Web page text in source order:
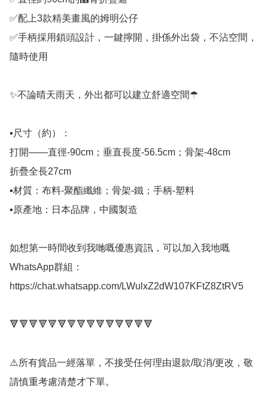
✅配上3款精美畫風的姆明公仔
✅手柄採用鎖頭設計，一鍵擰開，掛係外出袋，不沾空間，
隨時使用
✨不論晴天雨天，外出都可以建立舒適空間☂
▪尺寸（約）：
打開——直徑-90cm；垂直長度-56.5cm；骨架-48cm
折疊全長27cm
▪材質：布料-聚酯纖維；骨架-鐵；手柄-塑料
▪原產地：日本品牌，中國製造
如想第一時間收到我哋嘅優惠資訊，可以加入我地嘅
WhatsApp群組：
https://chat.whatsapp.com/LWulxZ2dW107KFtZ8ZtRV5
🔻🔻🔻🔻🔻🔻🔻🔻🔻🔻🔻🔻🔻🔻🔻
⚠️所有貨品一經落單，不接受任何理由退款/取消/更改，敬
請慎重考慮清楚才下單。